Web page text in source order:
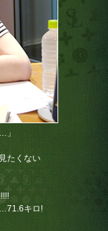
」
たくない
キロ!